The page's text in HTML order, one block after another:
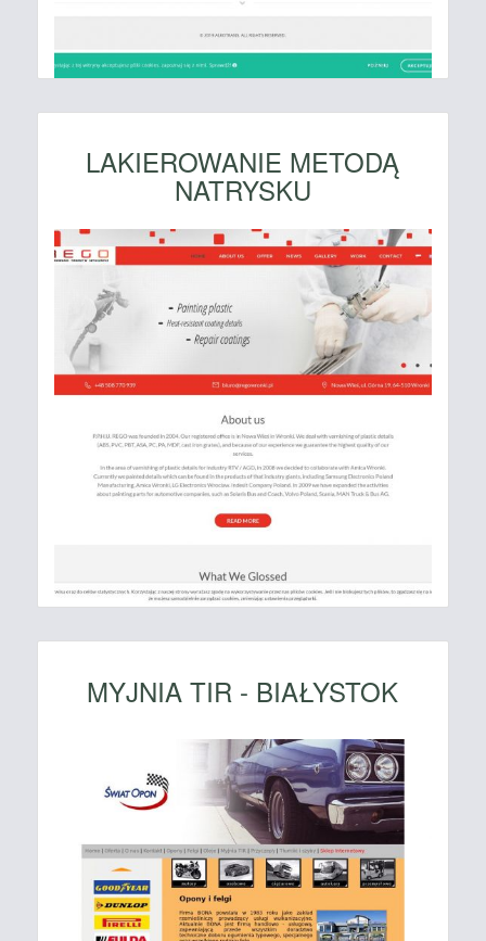
LAKIEROWANIE METODĄ
NATRYSKU
MYJNIA TIR - BIAŁYSTOK